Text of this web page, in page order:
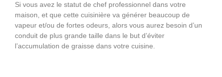
Si vous avez le statut de chef professionnel dans votre
maison, et que cette cuisinière va générer beaucoup de
vapeur et/ou de fortes odeurs, alors vous aurez besoin d’un
conduit de plus grande taille dans le but d’éviter
l’accumulation de graisse dans votre cuisine.